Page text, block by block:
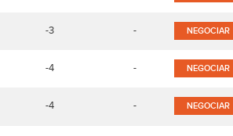
-3 - NEGOCIAR
-4 - NEGOCIAR
-4 - NEGOCIAR